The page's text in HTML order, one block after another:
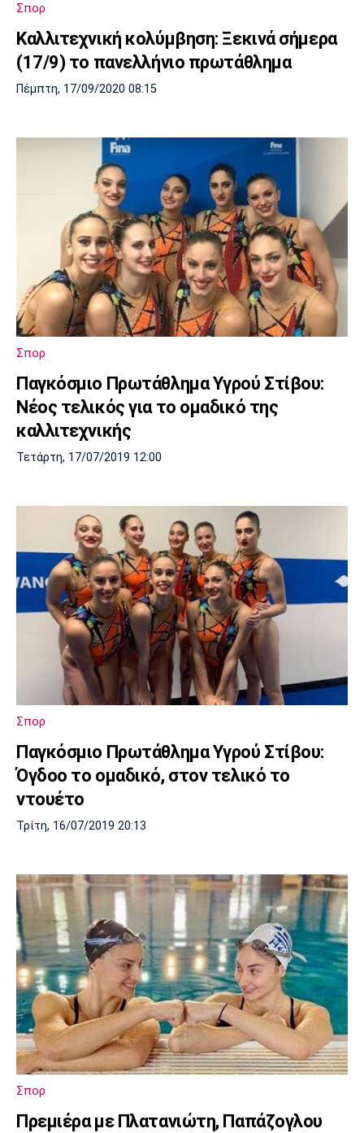
Σπορ
Καλλιτεχνική κολύμβηση: Ξεκινά σήμερα
(17/9) το πανελλήνιο πρωτάθλημα
Πέμπτη, 17/09/2020 08:15
Σπορ
Παγκόσμιο Πρωτάθλημα Υγρού Στίβου:
Νέος τελικός για το ομαδικό της
καλλιτεχνικής
Τετάρτη, 17/07/2019 12:00
Σπορ
Παγκόσμιο Πρωτάθλημα Υγρού Στίβου:
Όγδοο το ομαδικό, στον τελικό το
ντουέτο
Τρίτη, 16/07/2019 20:13
Σπορ
Πρεμιέρα με Πλατανιώτη, Παπάζογλου